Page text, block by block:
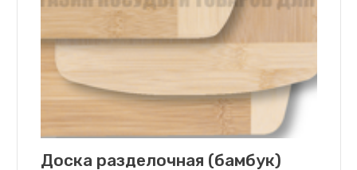
Доска разделочная (бамбук)